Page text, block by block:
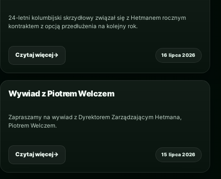
16 lipca 2026
24-letni kolumbijski skrzydłowy związał się z Hetmanem rocznym
kontraktem z opcją przedłużenia na kolejny rok.
Czytaj więcej→
15 lipca 2026
Wywiad z Piotrem Welczem
Zapraszamy na wywiad z Dyrektorem Zarządzającym Hetmana,
Piotrem Welczem.
Czytaj więcej→